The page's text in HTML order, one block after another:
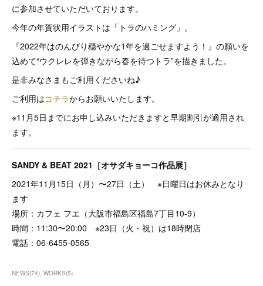
に参加させていただいております。
今年の年賀状用イラストは「トラのハミング」。
『2022年はのんびり穏やかな1年を過ごせますよう！』の願いを
込めて“ウクレレを弾きながら春を待つトラ”を描きました。
是非みなさまもご利用くださいね♪
ご利用はコチラからお願いいたします。
※11月5日までにお申し込みいただきますと早期割引が適用され
ます。
SANDY & BEAT 2021［オサダキョーコ作品展］
2021年11月15日（月）〜27日（土） ※日曜日はお休みとなり
ます
場所：カフェ フエ（大阪市福島区福島7丁目10-9）
時間：11:30〜20:00 ※23日（火・祝）は18時閉店
電話：06-6455-0565
NEWS(74) WORKS(5)